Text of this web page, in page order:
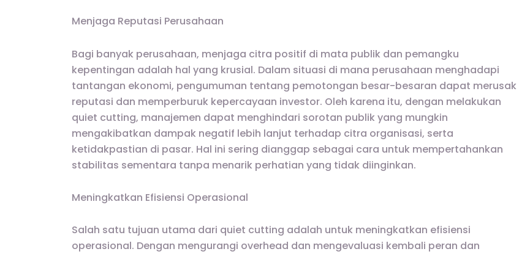
Menjaga Reputasi Perusahaan
Bagi banyak perusahaan, menjaga citra positif di mata publik dan pemangku
kepentingan adalah hal yang krusial. Dalam situasi di mana perusahaan menghadapi
tantangan ekonomi, pengumuman tentang pemotongan besar-besaran dapat merusak
reputasi dan memperburuk kepercayaan investor. Oleh karena itu, dengan melakukan
quiet cutting, manajemen dapat menghindari sorotan publik yang mungkin
mengakibatkan dampak negatif lebih lanjut terhadap citra organisasi, serta
ketidakpastian di pasar. Hal ini sering dianggap sebagai cara untuk mempertahankan
stabilitas sementara tanpa menarik perhatian yang tidak diinginkan.
Meningkatkan Efisiensi Operasional
Salah satu tujuan utama dari quiet cutting adalah untuk meningkatkan efisiensi
operasional. Dengan mengurangi overhead dan mengevaluasi kembali peran dan